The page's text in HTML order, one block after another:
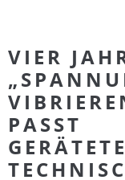
VIER
PASST